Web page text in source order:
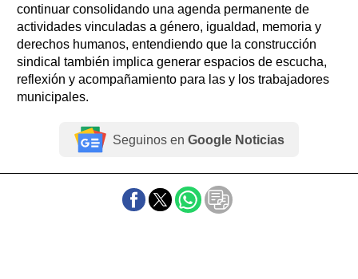
continuar consolidando una agenda permanente de
actividades vinculadas a género, igualdad, memoria y
derechos humanos, entendiendo que la construcción
sindical también implica generar espacios de escucha,
reflexión y acompañamiento para las y los trabajadores
municipales.
Seguinos en Google Noticias